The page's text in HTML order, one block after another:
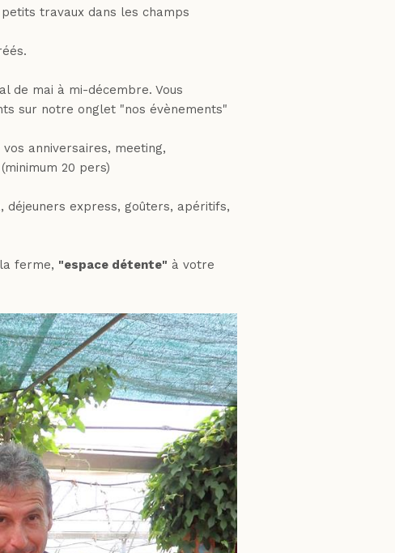
travaux dans les champs
de mai à mi-décembre. Vous
sur notre onglet "nos évènements"
anniversaires, meeting,
20 pers)
déjeuners express, goûters, apéritifs,
ferme, "espace détente" à votre